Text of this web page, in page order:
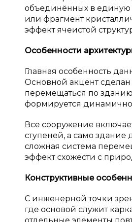
объединённых в единую
или фрагмент
эффект ячеистой
Особенности
Главная особенность
Основной акцент
перемещаться по
формируется
Все сооружение
ступеней, а само здание
сложная система
эффект схожести с
Конструктивные
С инженерной точки
где основой служит